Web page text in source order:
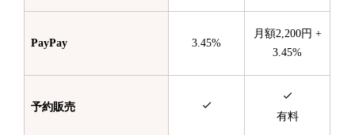
PayPay 3.45%
月額2,200円 +
3.45%
予約販売
有料